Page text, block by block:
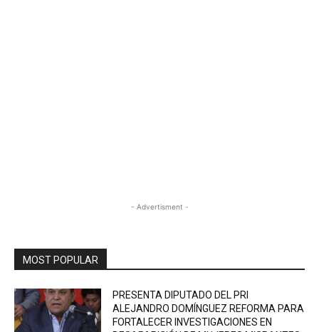
- Advertisment -
MOST POPULAR
PRESENTA DIPUTADO DEL PRI
ALEJANDRO DOMÍNGUEZ REFORMA PARA
FORTALECER INVESTIGACIONES EN